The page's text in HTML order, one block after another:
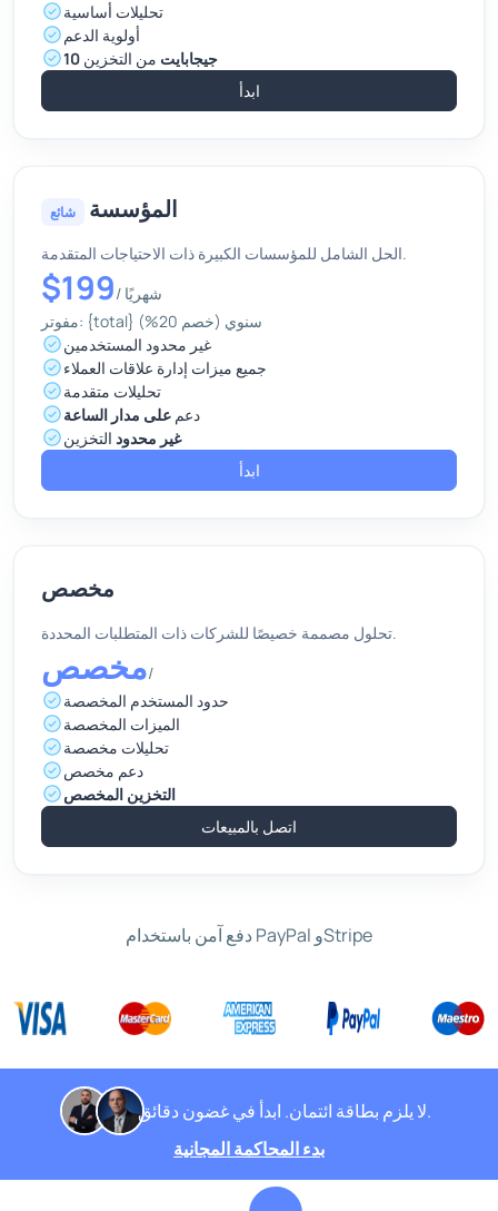
تحليلات أساسية
أولوية الدعم
10 جيجابايت من التخزين
ابدأ
المؤسسة شائع
الحل الشامل للمؤسسات الكبيرة ذات الاحتياجات المتقدمة.
$199/ شهريًا
مفوتر: {total} سنوي (خصم 20%)
غير محدود المستخدمين
جميع ميزات إدارة علاقات العملاء
تحليلات متقدمة
دعم على مدار الساعة
غير محدود التخزين
ابدأ
مخصص
تحلول مصممة خصيصًا للشركات ذات المتطلبات المحددة.
مخصص/
حدود المستخدم المخصصة
الميزات المخصصة
تحليلات مخصصة
دعم مخصص
التخزين المخصص
اتصل بالمبيعات
دفع آمن باستخدام PayPal وStripe
لا يلزم بطاقة ائتمان. ابدأ في غضون دقائق.
بدء المحاكمة المجانية